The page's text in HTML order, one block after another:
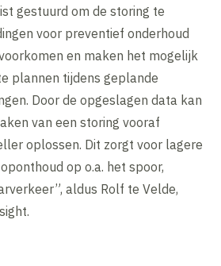
gestuurd om de storing te
voor preventief onderhoud
en maken het mogelijk
plannen tijdens geplande
Door de opgeslagen data kan
van een storing vooraf
oplossen. Dit zorgt voor lagere
op o.a. het spoor,
aldus Rolf te Velde,